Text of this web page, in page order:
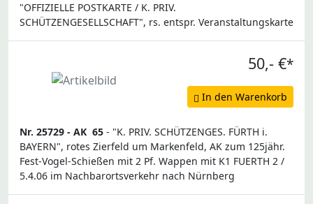
"OFFIZIELLE POSTKARTE / K. PRIV.
SCHÜTZENGESELLSCHAFT", rs. entspr. Veranstaltungskarte
50,- €*
In den Warenkorb
Nr. 25729 - AK 65 - "K. PRIV. SCHÜTZENGES. FÜRTH i.
BAYERN", rotes Zierfeld um Markenfeld, AK zum 125jähr.
Fest-Vogel-Schießen mit 2 Pf. Wappen mit K1 FUERTH 2 /
5.4.06 im Nachbarortsverkehr nach Nürnberg